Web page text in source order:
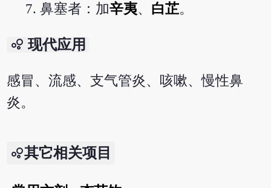
鼻塞者：加辛夷、 白芷。
bubble_chart 现代应用
感冒、流感、支气管炎、咳嗽、慢性鼻
炎。
其它相关项目